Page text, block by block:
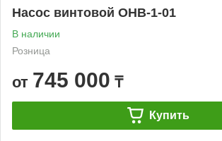
Насос винтовой ОНВ-1-01
В наличии
Розница
от 745 000 ₸
Купить